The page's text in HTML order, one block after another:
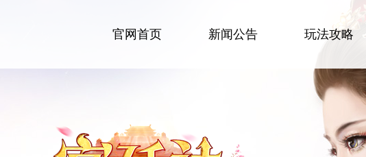
官网首页 新闻公告 玩法攻略